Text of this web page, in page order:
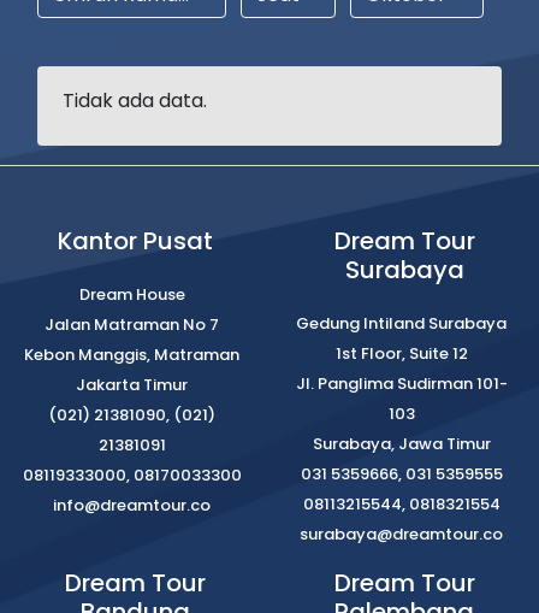
Tidak ada data.
Kantor Pusat
Dream House
Jalan Matraman No 7
Kebon Manggis, Matraman
Jakarta Timur
(021) 21381090, (021)
21381091
08119333000, 08170033300
info@dreamtour.co
Dream Tour
Surabaya
Gedung Intiland Surabaya
1st Floor, Suite 12
Jl. Panglima Sudirman 101-
103
Surabaya, Jawa Timur
031 5359666, 031 5359555
08113215544, 0818321554
surabaya@dreamtour.co
Dream Tour
Dream Tour